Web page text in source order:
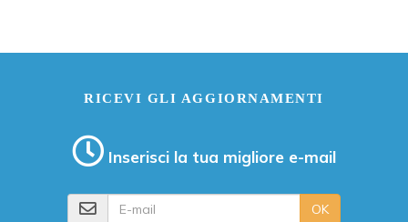
RICEVI GLI AGGIORNAMENTI
Inserisci la tua migliore e-mail
OK